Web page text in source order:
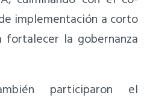
implementación a corto
la gobernanza
participaron el